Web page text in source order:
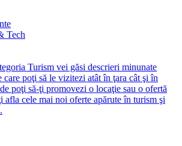
Tech
Turism vei găsi descrieri minunate
care poţi să le vizitezi atât în ţara cât şi în
poţi să-ţi promovezi o locaţie sau o ofertă
afla cele mai noi oferte apărute în turism şi